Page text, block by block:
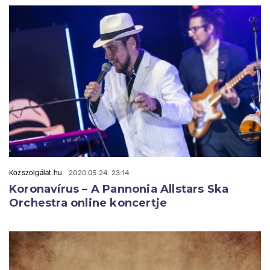
Közszolgálat.hu 2020.05.24. 23:14
Koronavírus – A Pannonia Allstars Ska
Orchestra online koncertje